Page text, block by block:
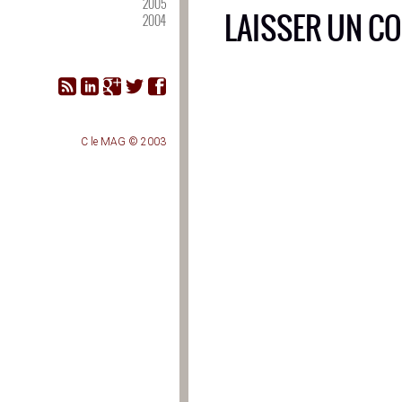
2004
C le MAG © 2003
LAISSER UN